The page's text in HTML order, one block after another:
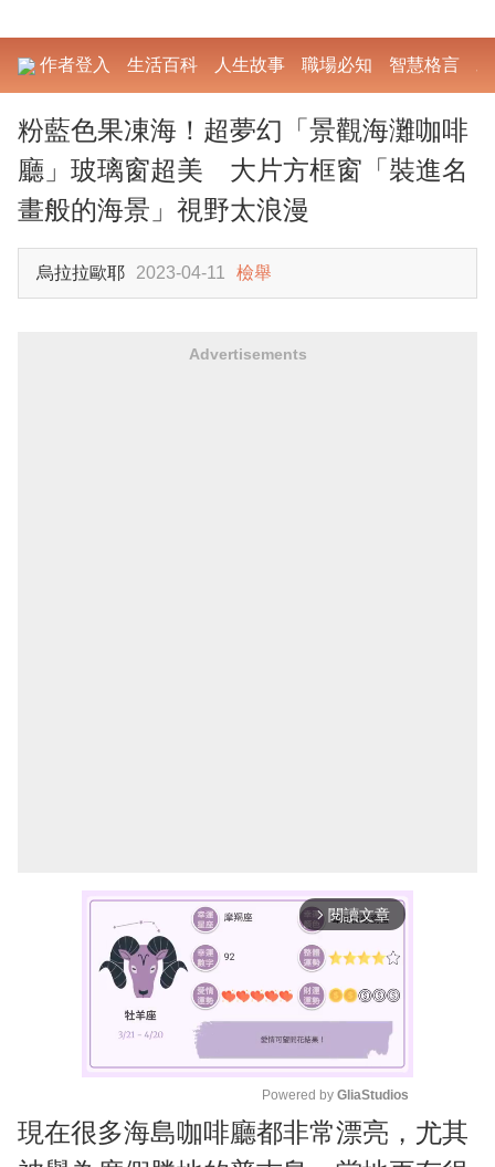
作者登入 生活百科 人生故事 職場必知 智慧格言
粉藍色果凍海！超夢幻「景觀海灘咖啡
廳」玻璃窗超美 大片方框窗「裝進名
畫般的海景」視野太浪漫
烏拉拉歐耶 2023-04-11 檢舉
Advertisements
arrow_forward_ios 閱讀文章
M
u
Powered by GliaStudios
現在很多海島咖啡廳都非常漂亮，尤其